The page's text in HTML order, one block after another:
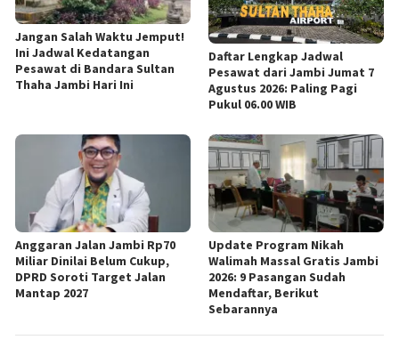
Jangan Salah Waktu Jemput!
Ini Jadwal Kedatangan
Pesawat di Bandara Sultan
Thaha Jambi Hari Ini
Daftar Lengkap Jadwal
Pesawat dari Jambi Jumat 7
Agustus 2026: Paling Pagi
Pukul 06.00 WIB
Anggaran Jalan Jambi Rp70
Miliar Dinilai Belum Cukup,
DPRD Soroti Target Jalan
Mantap 2027
Update Program Nikah
Walimah Massal Gratis Jambi
2026: 9 Pasangan Sudah
Mendaftar, Berikut
Sebarannya